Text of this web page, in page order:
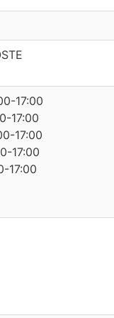
17:00
17:00
17:00
17:00
17:00